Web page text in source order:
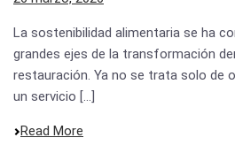
La sostenibilidad alimentaria se ha
grandes ejes de la transformación
restauración. Ya no se trata solo de
un servicio [...]
Read More